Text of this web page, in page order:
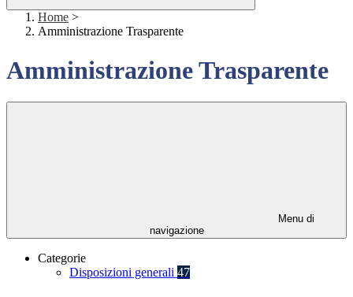
Home >
Amministrazione Trasparente
Amministrazione Trasparente
Menu di
navigazione
Categorie
Disposizioni generali 47